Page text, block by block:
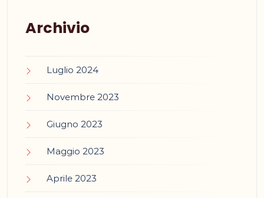
Archivio
Luglio 2024
Novembre 2023
Giugno 2023
Maggio 2023
Aprile 2023